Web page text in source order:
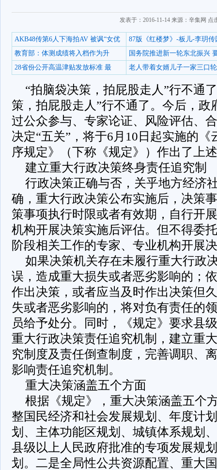
发表于：2016-11-14 来源：辛集网 点
AKB48传第6人下海拍AV 被讽“女优
87版《红楼梦》-板儿-李玥传
教育部：体测成绩将入档作为升
国务院推进新一轮东北振兴
28省份公开高温津贴发放标准 最
老人带着女婿儿子一家三口
“拍脑袋决策，拍屁股走人”行不通
策，拍屁股走人”行不通了。今后，政
过公众参与、专家论证、风险评估、
决定“五关”，将于6月10日起实施的
序规定》（下称《规定》）作出了上
建立重大行政决策终身责任追究制
行政决策正确与否，关乎地方经济
确，重大行政决策公布实施后，决策
策事项执行时限或者有效期，自行开
机构开展决策实施后评估。但不得委
阶段相关工作的专家、专业机构开展
如果决策机关存在未履行重大行政
误，造成重大损失或者恶劣影响的；
作出决策，或者应当及时作出决策但
失或者恶劣影响的，将对负有责任的
员给予处分。同时，《规定》要求县
重大行政决策责任追究机制，建立重
究制度及责任倒查制度，完善调职、
影响责任追究机制。
重大决策涵盖五个方面
根据《规定》，重大决策涵盖五个
整国民经济和社会发展规划、年度计
划、主体功能区规划、城镇体系规划
县级以上人民政府批准的专项发展规
划。二是全局性公共资源配置、重大